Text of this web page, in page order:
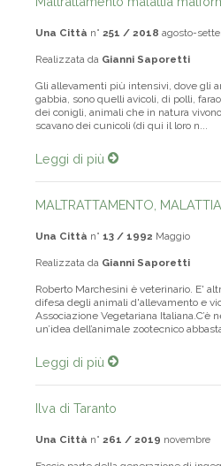
Maltrattamento malattia
Una Città n° 251 / 2018 agosto-
Realizzata da Gianni Saporetti
Gli allevamenti più intensivi, dove gli
gabbia, sono quelli avicoli, di polli,
dei conigli, animali che in natura
scavano dei cunicoli (di qui il loro n...
Leggi di più
MALTRATTAMENTO,
Una Città n° 13 / 1992 Maggio
Realizzata da Gianni Saporetti
Roberto Marchesini è veterinario. E'
difesa degli animali d'allevamento e
Associazione Vegetariana Italiana.C’è
un’idea dell’animale zootecnico
Leggi di più
Ilva di Taranto
Una Città n° 261 / 2019 novembre